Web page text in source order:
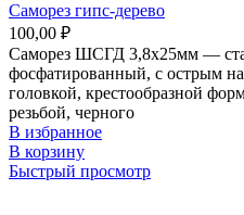
Саморез гипс-дерево
100,00 ₽
Саморез ШСГД 3,8х25мм —
фосфатированный, с острым
головкой, крестообразной
резьбой, черного
В избранное
В корзину
Быстрый просмотр